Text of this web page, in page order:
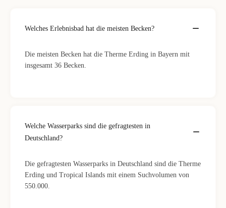
Welches Erlebnisbad hat die meisten Becken?
Die meisten Becken hat die Therme Erding in Bayern mit
insgesamt 36 Becken.
Welche Wasserparks sind die gefragtesten in
Deutschland?
Die gefragtesten Wasserparks in Deutschland sind die Therme
Erding und Tropical Islands mit einem Suchvolumen von
550.000.